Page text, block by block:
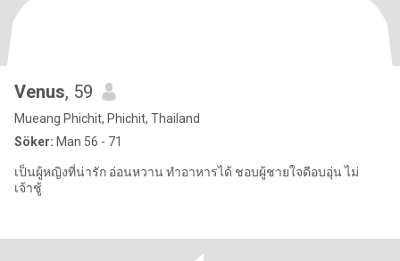
Venus, 59
Mueang Phichit, Phichit, Thailand
Söker: Man 56 - 71
เป็นผู้หญิงที่น่ารัก อ่อนหวาน ทำอาหารได้ ชอบผู้ชายใจดีอบอุ่น ไม่
เจ้าชู้